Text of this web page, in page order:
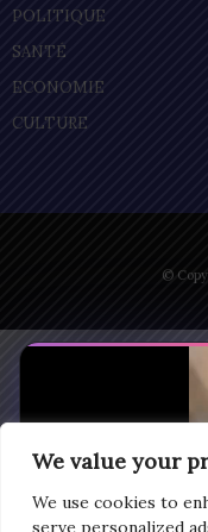
We value your
We use cookies to
serve personalized
POLITIQUE
SANTÉ
ECONOMIE
CULTURE
©